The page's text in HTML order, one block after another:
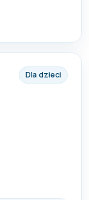
Dla dzieci